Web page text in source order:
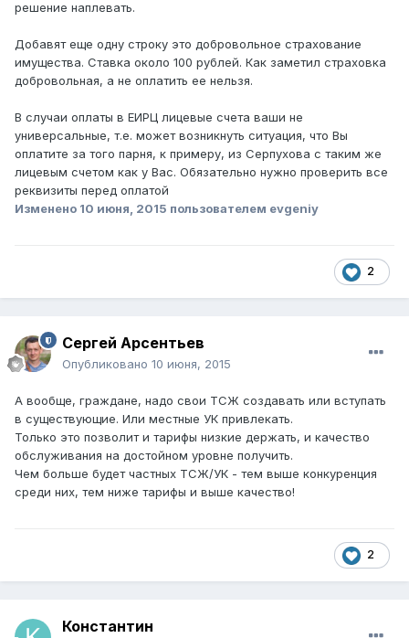
решение наплевать.
Добавят еще одну строку это добровольное страхование
имущества. Ставка около 100 рублей. Как заметил страховка
добровольная, а не оплатить ее нельзя.
В случаи оплаты в ЕИРЦ лицевые счета ваши не
универсальные, т.е. может возникнуть ситуация, что Вы
оплатите за того парня, к примеру, из Серпухова с таким же
лицевым счетом как у Вас. Обязательно нужно проверить все
реквизиты перед оплатой
Изменено 10 июня, 2015 пользователем evgeniy
2
Сергей Арсентьев
Опубликовано 10 июня, 2015
А вообще, граждане, надо свои ТСЖ создавать или вступать
в существующие. Или местные УК привлекать.
Только это позволит и тарифы низкие держать, и качество
обслуживания на достойном уровне получить.
Чем больше будет частных ТСЖ/УК - тем выше конкуренция
среди них, тем ниже тарифы и выше качество!
2
Константин